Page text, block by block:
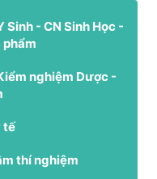
Sinh - CN Sinh Học -
phẩm
nghiệm Dược -
tế
thí nghiệm